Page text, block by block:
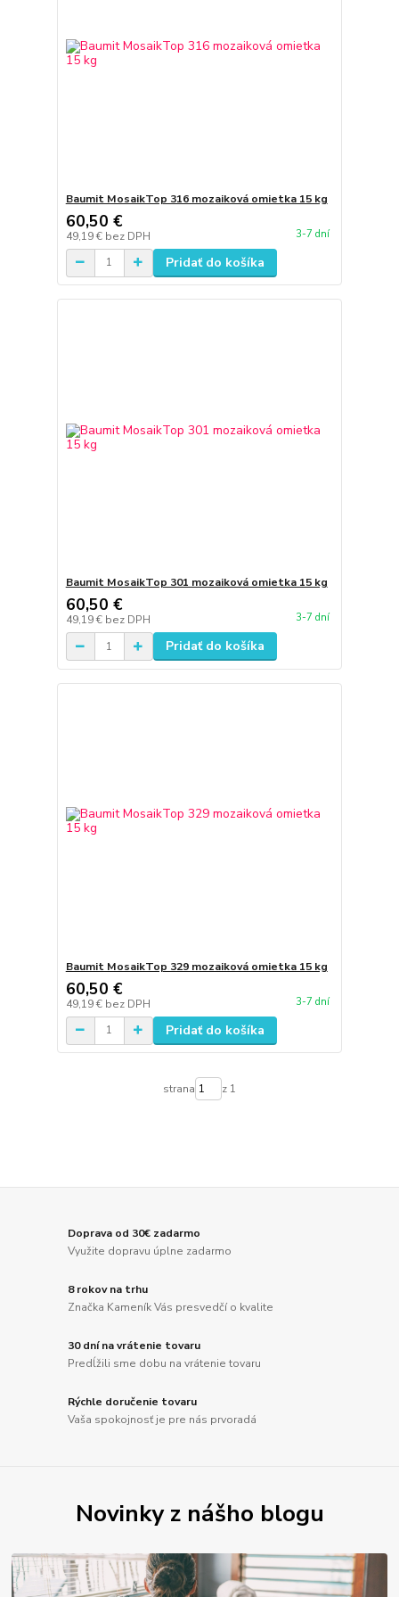
Baumit MosaikTop 316 mozaiková omietka 15 kg
60,50 €
49,19 € bez DPH 3-7 dní
Pridať do košíka
Baumit MosaikTop 301 mozaiková omietka 15 kg
60,50 €
49,19 € bez DPH 3-7 dní
Pridať do košíka
Baumit MosaikTop 329 mozaiková omietka 15 kg
60,50 €
49,19 € bez DPH 3-7 dní
Pridať do košíka
strana z 1
Doprava od 30€ zadarmo
Využite dopravu úplne zadarmo
8 rokov na trhu
Značka Kameník Vás presvedčí o kvalite
30 dní na vrátenie tovaru
Predĺžili sme dobu na vrátenie tovaru
Rýchle doručenie tovaru
Vaša spokojnosť je pre nás prvoradá
Novinky z nášho blogu